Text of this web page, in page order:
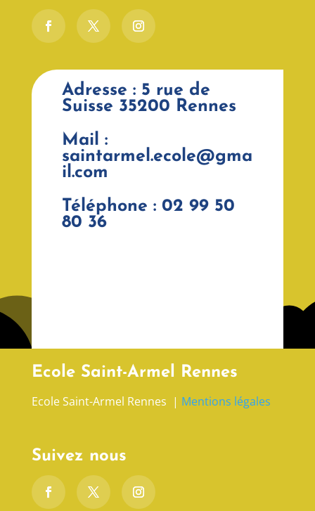
Adresse : 5 rue de
Suisse 35200 Rennes
Mail :
saintarmel.ecole@gma
il.com
Téléphone : 02 99 50
80 36
Ecole Saint-Armel Rennes
Ecole Saint-Armel Rennes | Mentions légales
Suivez nous